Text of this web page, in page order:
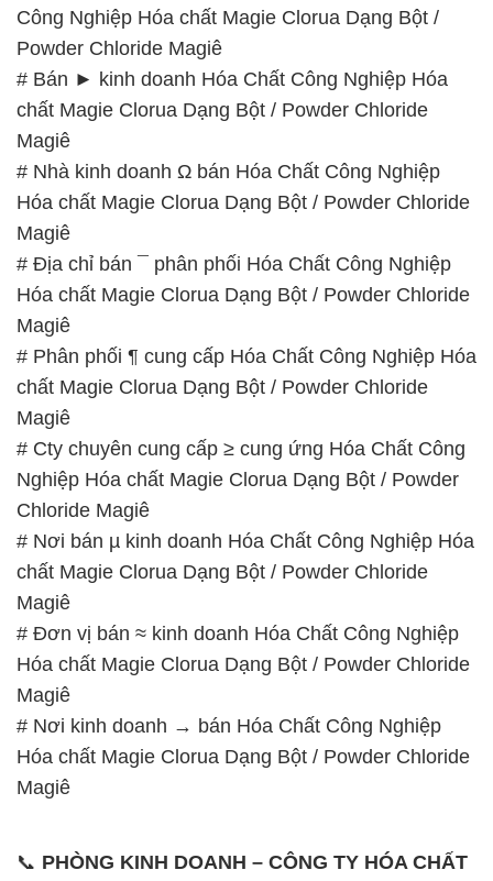
Công Nghiệp Hóa chất Magie Clorua Dạng Bột /
Powder Chloride Magiê
# Bán ► kinh doanh Hóa Chất Công Nghiệp Hóa
chất Magie Clorua Dạng Bột / Powder Chloride
Magiê
# Nhà kinh doanh Ω bán Hóa Chất Công Nghiệp
Hóa chất Magie Clorua Dạng Bột / Powder Chloride
Magiê
# Địa chỉ bán ¯ phân phối Hóa Chất Công Nghiệp
Hóa chất Magie Clorua Dạng Bột / Powder Chloride
Magiê
# Phân phối ¶ cung cấp Hóa Chất Công Nghiệp Hóa
chất Magie Clorua Dạng Bột / Powder Chloride
Magiê
# Cty chuyên cung cấp ≥ cung ứng Hóa Chất Công
Nghiệp Hóa chất Magie Clorua Dạng Bột / Powder
Chloride Magiê
# Nơi bán µ kinh doanh Hóa Chất Công Nghiệp Hóa
chất Magie Clorua Dạng Bột / Powder Chloride
Magiê
# Đơn vị bán ≈ kinh doanh Hóa Chất Công Nghiệp
Hóa chất Magie Clorua Dạng Bột / Powder Chloride
Magiê
# Nơi kinh doanh → bán Hóa Chất Công Nghiệp
Hóa chất Magie Clorua Dạng Bột / Powder Chloride
Magiê
📞 PHÒNG KINH DOANH – CÔNG TY HÓA CHẤT